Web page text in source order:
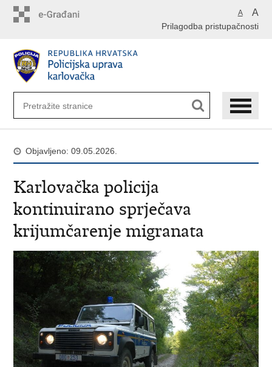
A A
Prilagodba pristupačnosti
Objavljeno: 09.05.2026.
Karlovačka policija
kontinuirano sprječava
krijumčarenje migranata